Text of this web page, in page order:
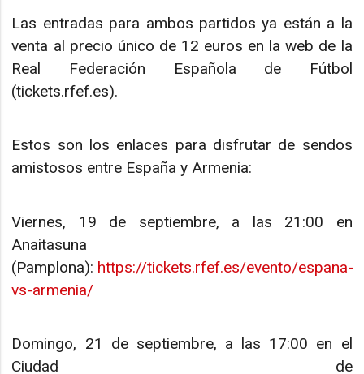
Las entradas para ambos partidos ya están a la
venta al precio único de 12 euros en la web de la
Real Federación Española de Fútbol
(tickets.rfef.es).
Estos son los enlaces para disfrutar de sendos
amistosos entre España y Armenia:
Viernes, 19 de septiembre, a las 21:00 en
Anaitasuna
(Pamplona): https://tickets.rfef.es/evento/espana-
vs-armenia/
Domingo, 21 de septiembre, a las 17:00 en el
Ciudad de